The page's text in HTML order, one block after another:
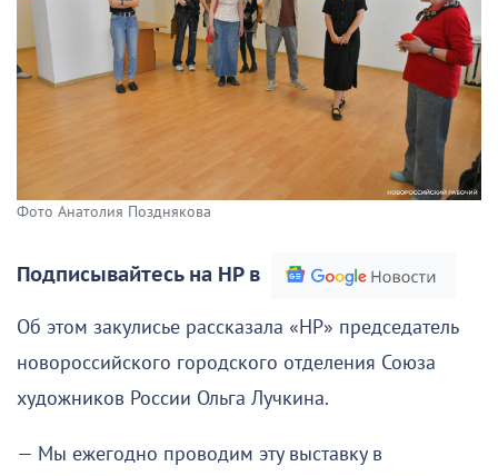
Фото Анатолия Позднякова
Подписывайтесь на НР в
Об этом закулисье рассказала «НР» председатель
новороссийского городского отделения Союза
художников России Ольга Лучкина.
— Мы ежегодно проводим эту выставку в